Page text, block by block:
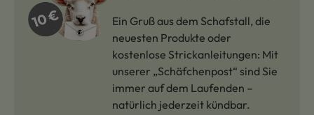
Ein Gruß aus dem Schafstall, die
neuesten Produkte oder
kostenlose Strickanleitungen: Mit
unserer „Schäfchenpost“ sind Sie
immer auf dem Laufenden –
natürlich jederzeit kündbar.